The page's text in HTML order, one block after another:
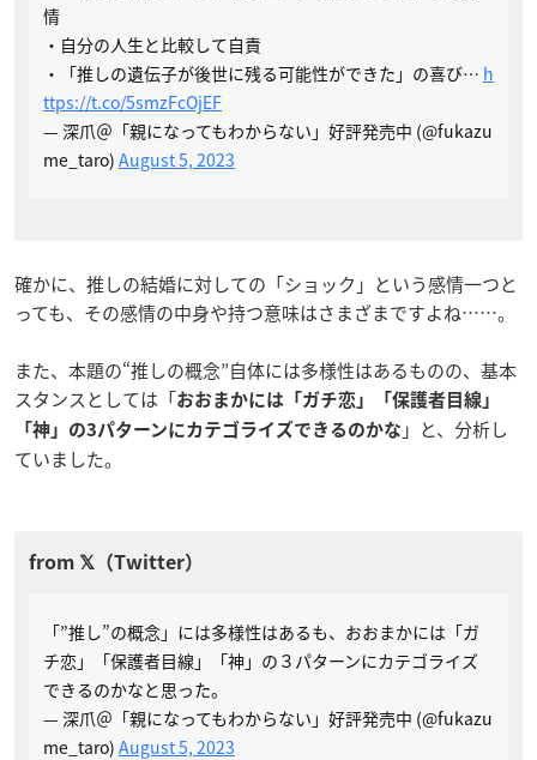
情
・自分の人生と比較して自責
・「推しの遺伝子が後世に残る可能性ができた」の喜び… h
ttps://t.co/5smzFcOjEF
— 深爪＠「親になってもわからない」好評発売中 (@fukazu
me_taro) August 5, 2023
確かに、推しの結婚に対しての「ショック」という感情一つと
っても、その感情の中身や持つ意味はさまざまですよね……。
また、本題の“推しの概念”自体には多様性はあるものの、基本
スタンスとしては「おおまかには「ガチ恋」「保護者目線」
「神」の3パターンにカテゴライズできるのかな 」と、分析し
ていました。
「”推し”の概念」には多様性はあるも、おおまかには「ガ
チ恋」「保護者目線」「神」の３パターンにカテゴライズ
できるのかなと思った。
— 深爪＠「親になってもわからない」好評発売中 (@fukazu
me_taro) August 5, 2023